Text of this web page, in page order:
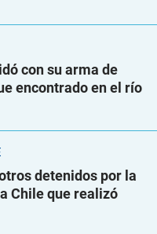
con su arma de
encontrado en el río
detenidos por la
Chile que realizó